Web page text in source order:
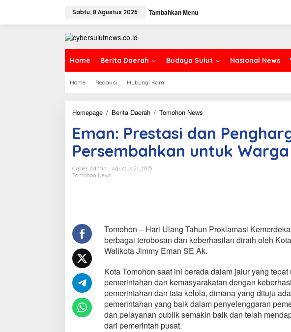
w
Sabtu, 8 Agustus 2026 Tambahkan Menu
Home Berita Daerah Budaya Sulut Nasional News
Home Redaksi Hubungi Kami
Homepage / Berita Daerah / Tomohon News
a
n
:
P
d
n
P
n
g
a
r
g
Eman: Prestasi dan
Persembahkan untuk
Cyber Admin
Agustus 21, 2015
Tomohon News
Tomohon – Hari Ulang Tahun Proklamasi
berbagai terobosan dan keberhasilan diraih oleh
Walikota Jimmy Eman SE Ak.
Kota Tomohon saat ini berada dalam jalur yang
pemerintahan dan kemasyarakatan dengan
pemerintahan dan tata kelola, dimana yang dituju
pemerintahan yang baik dalam penyelenggaran
dan pelayanan publik semakin baik dan telah
dari pemerintah pusat.